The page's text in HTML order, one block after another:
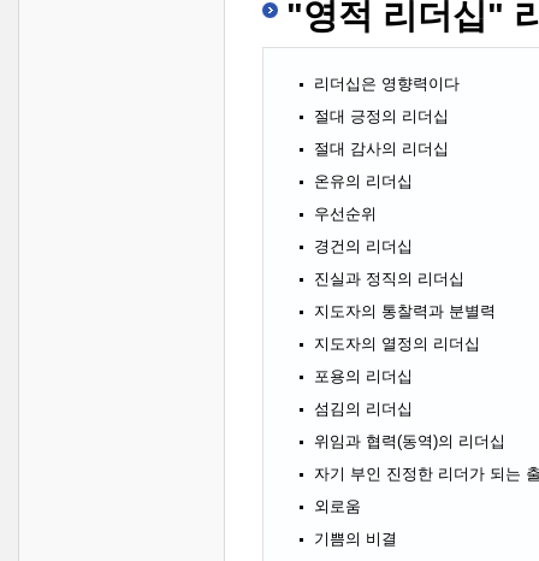
"영적 리더십"
리더십은 영향력이다
절대 긍정의 리더십
절대 감사의 리더십
온유의 리더십
우선순위
경건의 리더십
진실과 정직의 리더십
지도자의 통찰력과 분별력
지도자의 열정의 리더십
포용의 리더십
섬김의 리더십
위임과 협력(동역)의 리더십
자기 부인 진정한 리더가 되는
외로움
기쁨의 비결